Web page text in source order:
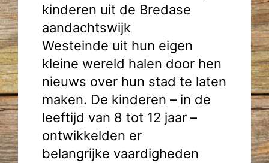
kinderen uit de Bredase
aandachtswijk
Westeinde uit hun eigen
kleine wereld halen door hen
nieuws over hun stad te laten
maken. De kinderen – in de
leeftijd van 8 tot 12 jaar –
ontwikkelden er
belangrijke vaardigheden